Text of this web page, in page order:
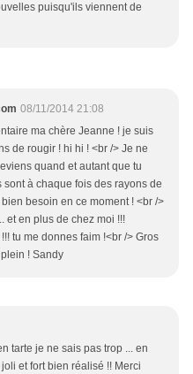
puisqu'ils viennent de
08/11/2014 21:08
ma chère Jeanne ! je suis
de rougir ! hi hi ! <br /> Je ne
quand et autant que tu
sont à chaque fois des rayons de
besoin en ce moment ! <br />
et en plus de chez moi !!!
tu me donnes faim !<br /> Gros
! Sandy
tarte je ne sais pas trop ... en
et fort bien réalisé !! Merci